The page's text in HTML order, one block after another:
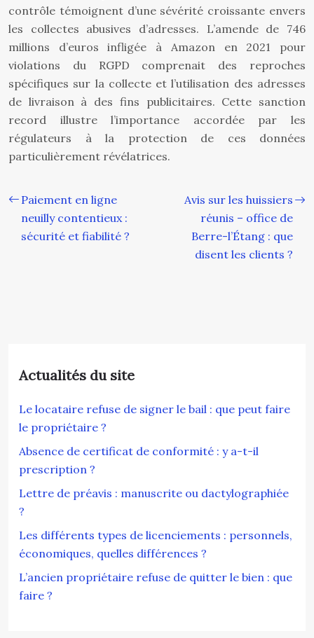
contrôle témoignent d’une sévérité croissante envers
les collectes abusives d’adresses. L’amende de 746
millions d’euros infligée à Amazon en 2021 pour
violations du RGPD comprenait des reproches
spécifiques sur la collecte et l’utilisation des adresses
de livraison à des fins publicitaires. Cette sanction
record illustre l’importance accordée par les
régulateurs à la protection de ces données
particulièrement révélatrices.
Paiement en ligne
neuilly contentieux :
sécurité et fiabilité ?
Avis sur les huissiers
réunis – office de
Berre-l’Étang : que
disent les clients ?
Actualités du site
Le locataire refuse de signer le bail : que peut faire
le propriétaire ?
Absence de certificat de conformité : y a-t-il
prescription ?
Lettre de préavis : manuscrite ou dactylographiée
?
Les différents types de licenciements : personnels,
économiques, quelles différences ?
L’ancien propriétaire refuse de quitter le bien : que
faire ?